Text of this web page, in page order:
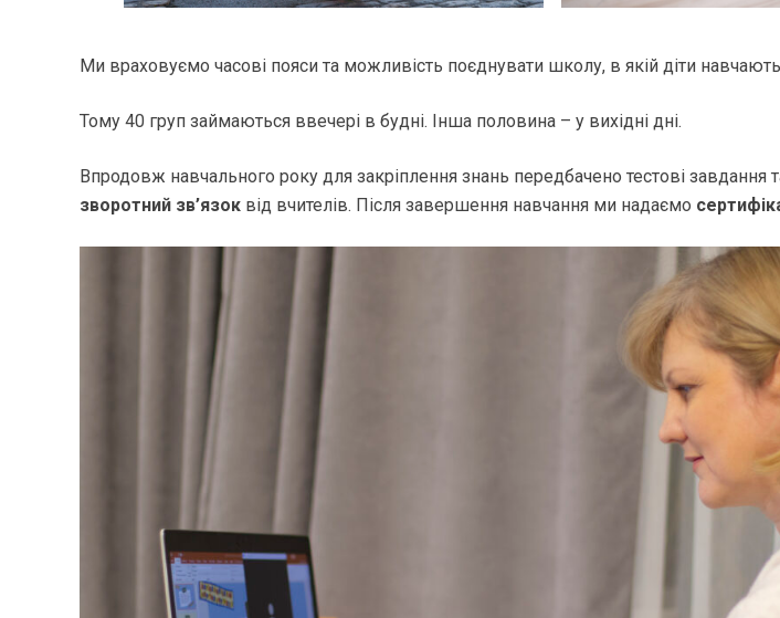
Ми враховуємо часові пояси та можливість поєднувати школу, в якій діти
Тому 40 груп займаються ввечері в будні. Інша половина – у вихідні дні.
Впродовж навчального року для закріплення знань передбачено тестові завдання
зворотний зв’язок від вчителів. Після завершення навчання ми надаємо